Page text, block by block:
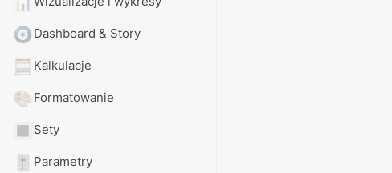
🧿 Dashboard & Story
🧮 Kalkulacje
🎨 Formatowanie
🔳 Sety
🎚️ Parametry